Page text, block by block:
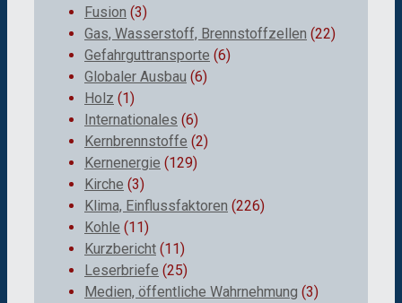
Fusion (3)
Gas, Wasserstoff, Brennstoffzellen (22)
Gefahrguttransporte (6)
Globaler Ausbau (6)
Holz (1)
Internationales (6)
Kernbrennstoffe (2)
Kernenergie (129)
Kirche (3)
Klima, Einflussfaktoren (226)
Kohle (11)
Kurzbericht (11)
Leserbriefe (25)
Medien, öffentliche Wahrnehmung (3)